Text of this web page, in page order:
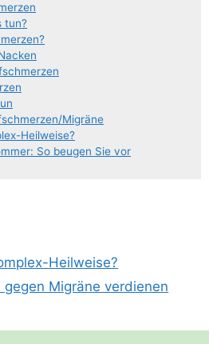
tun?
​​Migräne
Heilweise?
So beu­gen Sie vor
Heilweise?
Migräne verdienen